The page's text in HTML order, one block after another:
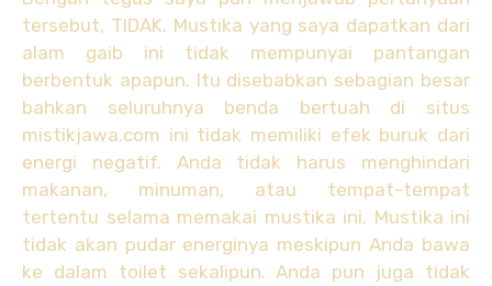
tersebut, TIDAK. Mustika yang saya dapatkan dari
alam gaib ini tidak mempunyai pantangan
berbentuk apapun. Itu disebabkan sebagian besar
bahkan seluruhnya benda bertuah di situs
mistikjawa.com ini tidak memiliki efek buruk dari
energi negatif. Anda tidak harus menghindari
makanan, minuman, atau tempat-tempat
tertentu selama memakai mustika ini. Mustika ini
tidak akan pudar energinya meskipun Anda bawa
ke dalam toilet sekalipun. Anda pun juga tidak